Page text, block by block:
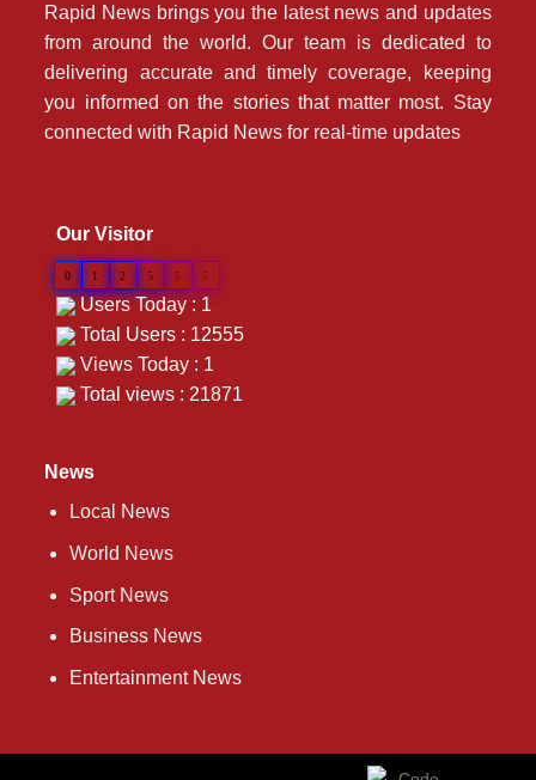
Rapid News brings you the latest news and updates
from around the world. Our team is dedicated to
delivering accurate and timely coverage, keeping
you informed on the stories that matter most. Stay
connected with Rapid News for real-time updates
News
Local News
World News
Sport News
Business News
Entertainment News
Our Visitor
0 1 2 5 5 5
Users Today : 1
Total Users : 12555
Views Today : 1
Total views : 21871